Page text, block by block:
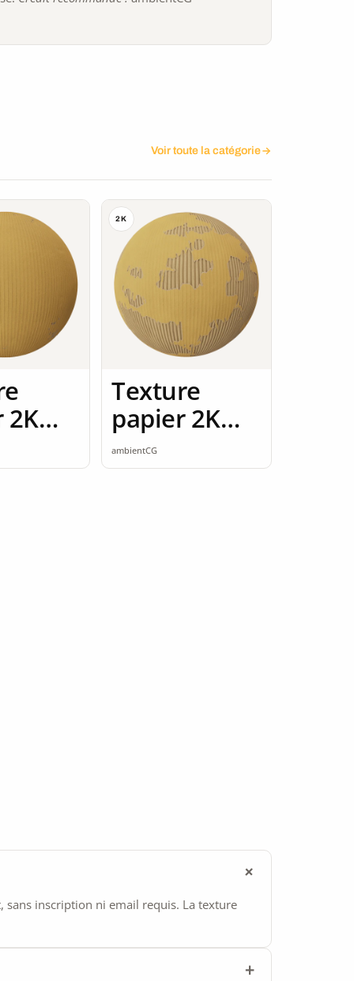
Voir toute la catégorie
2K
2K
Texture
papier 2K
seamless
ambientCG
sans inscription ni email requis. La texture